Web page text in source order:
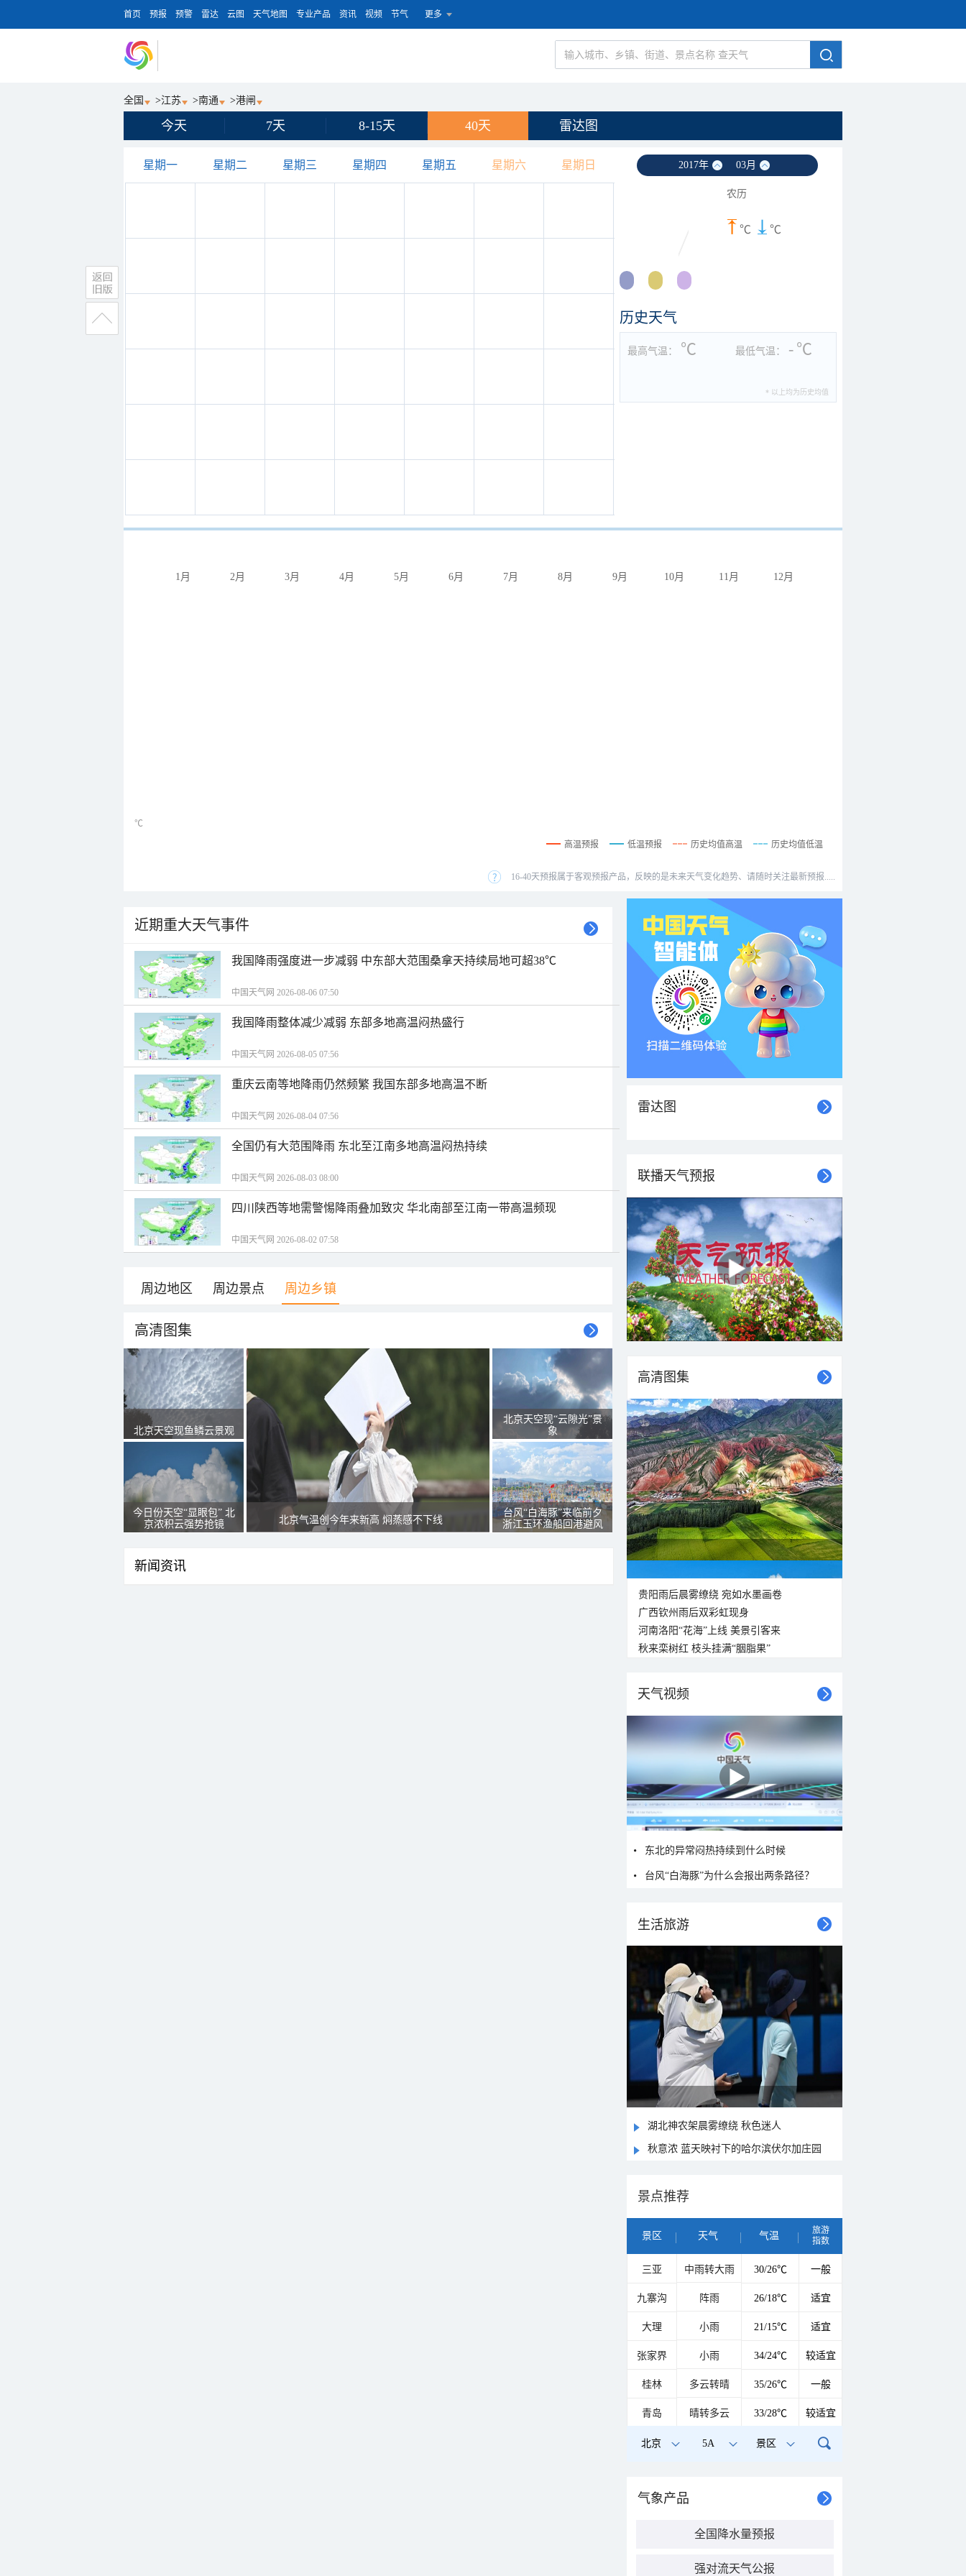
首页 预报 预警 雷达 云图 天气地图 专业产品 资讯 视频 节气 更多
全国 >江苏 >南通 >港闸
今天 7天 8-15天 40天 雷达图
星期一 星期二 星期三 星期四 星期五 星期六 星期日 2017年 03月
农历
℃ ℃
历史天气
最高气温： ℃ 最低气温： - ℃
* 以上均为历史均值
1月 2月 3月 4月 5月 6月 7月 8月 9月 10月 11月 12月
℃
高温预报 低温预报 历史均值高温 历史均值低温
16-40天预报属于客观预报产品，反映的是未来天气变化趋势、请随时关注最新预报.....
近期重大天气事件
我国降雨强度进一步减弱 中东部大范围桑拿天持续局地可超38℃
中国天气网 2026-08-06 07:50
我国降雨整体减少减弱 东部多地高温闷热盛行
中国天气网 2026-08-05 07:56
重庆云南等地降雨仍然频繁 我国东部多地高温不断
中国天气网 2026-08-04 07:56
全国仍有大范围降雨 东北至江南多地高温闷热持续
中国天气网 2026-08-03 08:00
四川陕西等地需警惕降雨叠加致灾 华北南部至江南一带高温频现
中国天气网 2026-08-02 07:58
周边地区 周边景点 周边乡镇
高清图集
北京天空现鱼鳞云景观
今日份天空“显眼包” 北
京浓积云强势抢镜
北京气温创今年来新高 焖蒸感不下线
北京天空现“云隙光”景
象
台风“白海豚”来临前夕
浙江玉环渔船回港避风
新闻资讯
雷达图
联播天气预报
高清图集
贵阳雨后晨雾缭绕 宛如水墨画卷
广西钦州雨后双彩虹现身
河南洛阳“花海”上线 美景引客来
秋来栾树红 枝头挂满“胭脂果”
天气视频
东北的异常闷热持续到什么时候
台风“白海豚”为什么会报出两条路径？
生活旅游
湖北神农架晨雾缭绕 秋色迷人
秋意浓 蓝天映衬下的哈尔滨伏尔加庄园
景点推荐
景区 天气 气温
旅游
指数
三亚 中雨转大雨 30/26℃ 一般
九寨沟 阵雨 26/18℃ 适宜
大理 小雨 21/15℃ 适宜
张家界 小雨 34/24℃ 较适宜
桂林 多云转晴 35/26℃ 一般
青岛 晴转多云 33/28℃ 较适宜
北京 5A 景区
气象产品
全国降水量预报
强对流天气公报